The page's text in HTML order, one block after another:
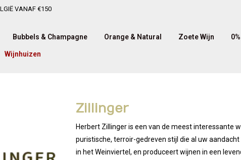
VANAF €150
Bubbels & Champagne Orange & Natural Zoete Wijn
Wijnhuizen
Zillinger
Herbert Zillinger is een van de meest interessante
puristische, terroir-gedreven stijl die al uw
in het Weinviertel, en produceert wijnen in een